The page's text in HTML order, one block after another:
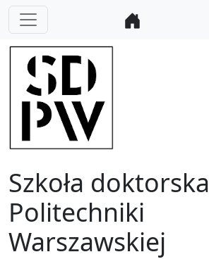
Szkoła doktorska
Politechniki
Warszawskiej